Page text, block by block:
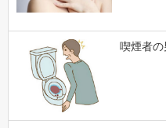
喫煙者の